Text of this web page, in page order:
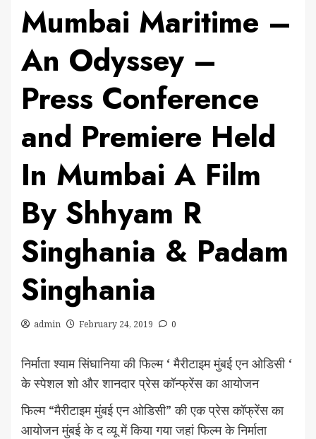
Mumbai Maritime –
An Odyssey –
Press Conference
and Premiere Held
In Mumbai A Film
By Shhyam R
Singhania & Padam
Singhania
admin February 24, 2019 0
निर्माता श्याम सिंघानिया की फिल्म ‘ मैरीटाइम मुंबई एन ओडिसी ‘
के स्पेशल शो और शानदार प्रेस कॉन्फ्रेंस का आयोजन
फिल्म “मैरीटाइम मुंबई एन ओडिसी” की एक प्रेस कॉफ्रेंस का
आयोजन मुंबई के द व्यू में किया गया जहां फिल्म के निर्माता